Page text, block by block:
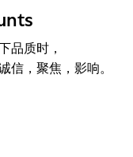
品质时，
信，聚焦，影响。